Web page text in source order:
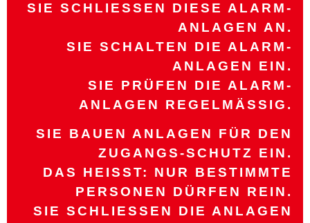
SIE SCHLIESSEN DIESE ALARM-A
NLAGEN AN.
SIE SCHALTEN DIE ALARM-
ANLAGEN EIN.
SIE PRÜFEN DIE ALARM-
ANLAGEN REGELMÄSSIG.
SIE BAUEN ANLAGEN FÜR DEN
ZUGANGS-SCHUTZ EIN.
DAS HEISST: NUR BESTIMMTE P
ERSONEN DÜRFEN REIN.
SIE SCHLIESSEN DIE ANLAGEN A